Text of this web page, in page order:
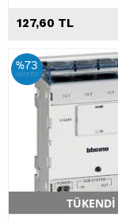
127,60 TL
%73
iskonto
TÜKENDİ
Hızlı Teslimat